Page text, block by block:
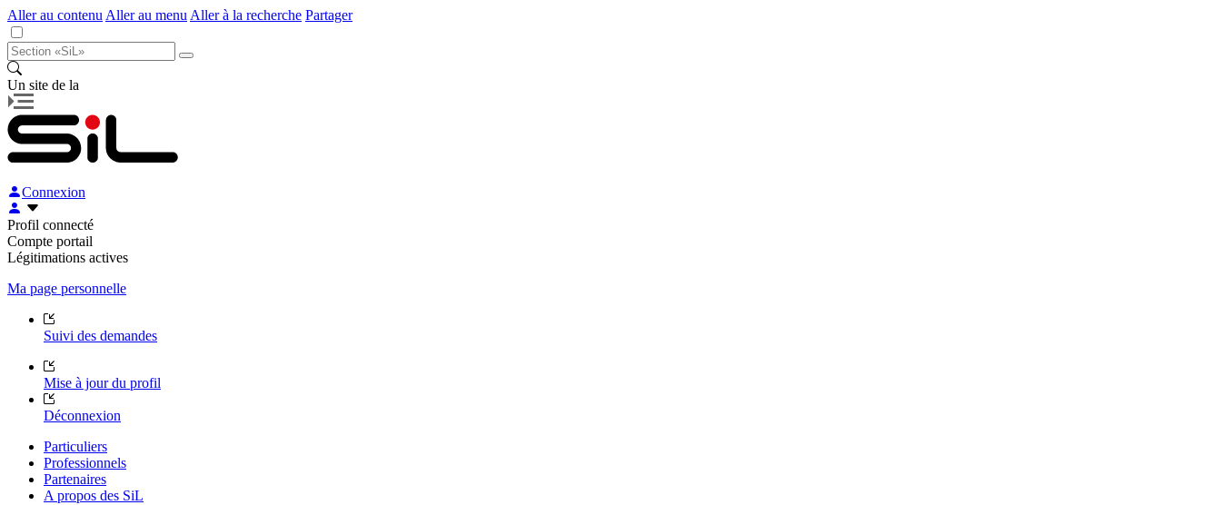
Aller au contenu Aller au menu Aller à la recherche Partager
Un site de la
Connexion
Profil connecté
Compte portail
Légitimations actives
Ma page personnelle
Suivi des demandes
Mise à jour du profil
Déconnexion
Particuliers
Professionnels
Partenaires
A propos des SiL